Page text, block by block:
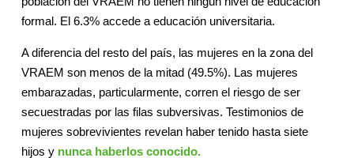
formal. El 6.3% accede a educación universitaria.
A diferencia del resto del país, las mujeres en la zona del
VRAEM son menos de la mitad (49.5%). Las mujeres
embarazadas, particularmente, corren el riesgo de ser
secuestradas por las filas subversivas. Testimonios de
mujeres sobrevivientes revelan haber tenido hasta siete
hijos y nunca haberlos conocido.